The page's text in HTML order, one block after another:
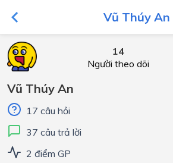
Vũ Thúy An
14
Người theo dõi
Vũ Thúy An
17 câu hỏi
37 câu trả lời
2 điểm GP